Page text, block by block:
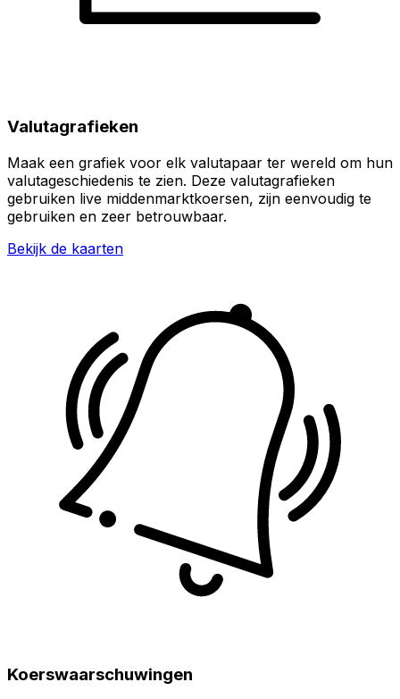
Valutagrafieken
Maak een grafiek voor elk valutapaar ter wereld om hun
valutageschiedenis te zien. Deze valutagrafieken
gebruiken live middenmarktkoersen, zijn eenvoudig te
gebruiken en zeer betrouwbaar.
Bekijk de kaarten
Koerswaarschuwingen